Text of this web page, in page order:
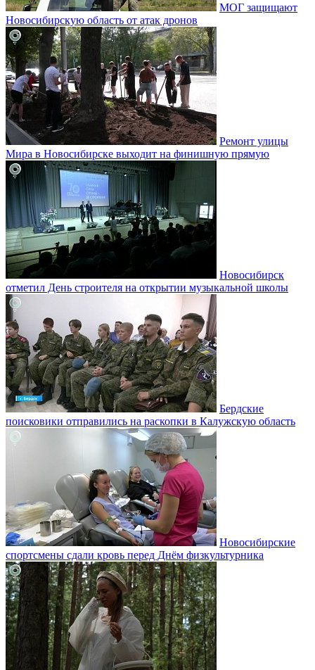
МОГ защищают
Новосибирскую область от атак дронов
Ремонт улицы
Мира в Новосибирске выходит на финишную прямую
Новосибирск
отметил День строителя на открытии музыкальной школы
Бердские
поисковики отправились на раскопки в Калужскую область
Новосибирские
спортсмены сдали кровь перед Днём физкультурника